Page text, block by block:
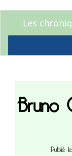
Les
Bruno
Publié